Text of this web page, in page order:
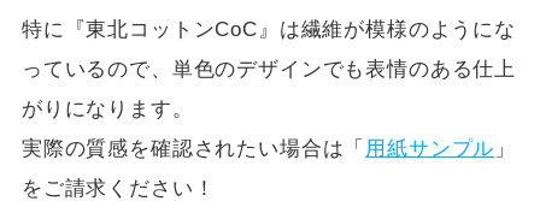
特に『東北コットンCoC』は繊維が模様のようにな
っているので、単色のデザインでも表情のある仕上
がりになります。
実際の質感を確認されたい場合は「 用紙サンプル 」
をご請求ください！